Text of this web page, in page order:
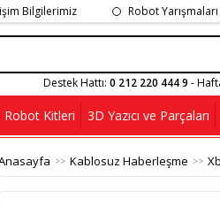
Bilgilerimiz Robot Yarışmaları
Destek Hattı: 0 212 220 444 9 -
Robot Kitleri 3D Yazıcı ve Parçaları
Kablosuz Haberleşme